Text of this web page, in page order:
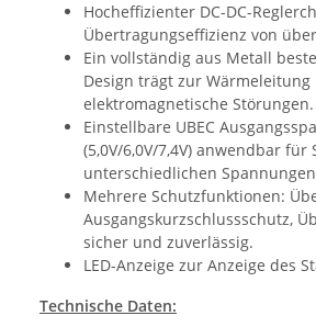
Hocheffizienter DC-DC-
Übertragungseffizienz von
Ein vollständig aus Metall
Design trägt zur
elektromagnetische Störungen.
Einstellbare UBEC
(5,0V/6,0V/7,4V) anwendbar für
unterschiedlichen
Mehrere Schutzfunktionen:
Ausgangskurzschlussschutz,
sicher und zuverlässig.
LED-Anzeige zur Anzeige des
Technische Daten: